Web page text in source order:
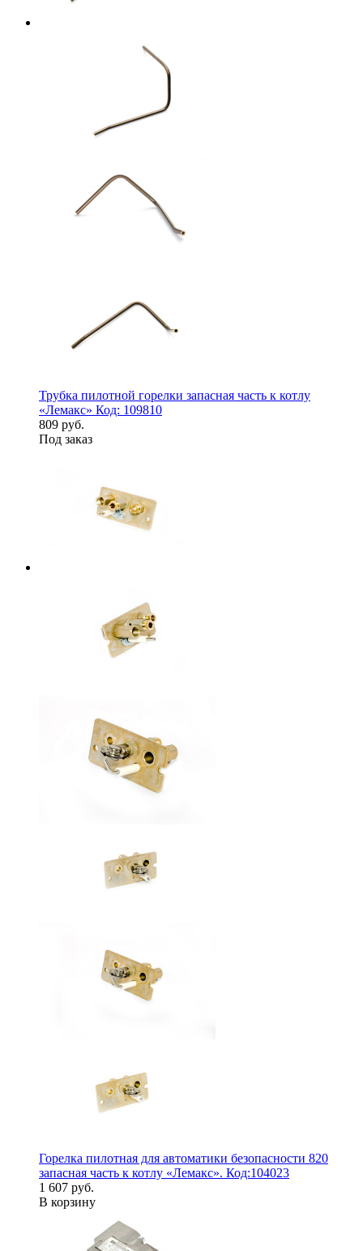
Трубка пилотной горелки запасная часть к котлу
«Лемакс» Код: 109810
809 руб.
Под заказ
Горелка пилотная для автоматики безопасности 820
запасная часть к котлу «Лемакс». Код:104023
1 607 руб.
В корзину